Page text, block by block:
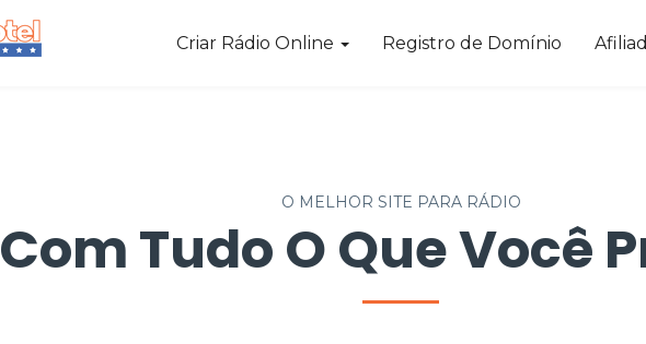
Criar Rádio Online Registro de Domínio
O MELHOR SITE PARA RÁDIO
Com Tudo O Que Você